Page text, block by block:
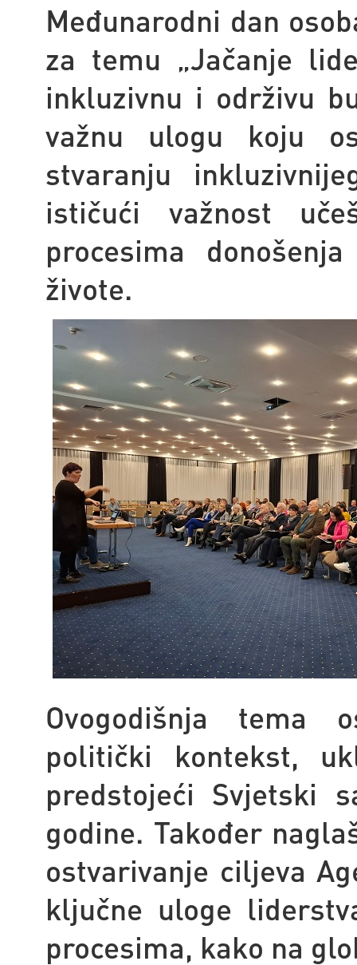
Međunarodni dan
za temu „Jačanje
inkluzivnu i održivu
važnu ulogu koju
stvaranju
ističući važnost
procesima
živote.
Ovogodišnja tema
politički kontekst,
predstojeći Svjetski
godine. Također
ostvarivanje ciljeva
ključne uloge
procesima, kako na